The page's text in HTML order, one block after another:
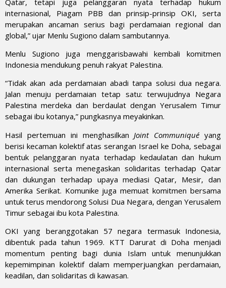
internasional, Piagam PBB dan prinsip-prinsip OKI, serta
merupakan ancaman serius bagi perdamaian regional dan
global,” ujar Menlu Sugiono dalam sambutannya.
Menlu Sugiono juga menggarisbawahi kembali komitmen
Indonesia mendukung penuh rakyat Palestina.
“Tidak akan ada perdamaian abadi tanpa solusi dua negara.
Jalan menuju perdamaian tetap satu: terwujudnya Negara
Palestina merdeka dan berdaulat dengan Yerusalem Timur
sebagai ibu kotanya,” pungkasnya meyakinkan.
Hasil pertemuan ini menghasilkan Joint Communiqué yang
berisi kecaman kolektif atas serangan Israel ke Doha, sebagai
bentuk pelanggaran nyata terhadap kedaulatan dan hukum
internasional serta menegaskan solidaritas terhadap Qatar
dan dukungan terhadap upaya mediasi Qatar, Mesir, dan
Amerika Serikat. Komunike juga memuat komitmen bersama
untuk terus mendorong Solusi Dua Negara, dengan Yerusalem
Timur sebagai ibu kota Palestina.
OKI yang beranggotakan 57 negara termasuk Indonesia,
dibentuk pada tahun 1969. KTT Darurat di Doha menjadi
momentum penting bagi dunia Islam untuk menunjukkan
kepemimpinan kolektif dalam memperjuangkan perdamaian,
keadilan, dan solidaritas di kawasan.